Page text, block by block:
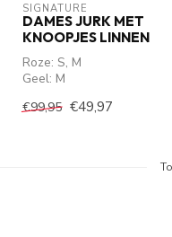
SIGNATURE
DAMES JURK MET
KNOOPJES LINNEN
Roze: S, M
Geel: M
€99,95 €49,97